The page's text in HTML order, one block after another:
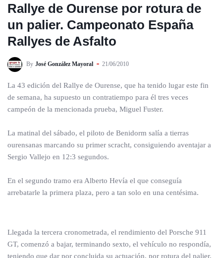
Rallye de Ourense por rotura de
un palier. Campeonato España
Rallyes de Asfalto
By José González Mayoral 21/06/2010
La 43 edición del Rallye de Ourense, que ha tenido lugar este fin
de semana, ha supuesto un contratiempo para él tres veces
campeón de la mencionada prueba, Miguel Fuster.
La matinal del sábado, el piloto de Benidorm salía a tierras
ourensanas marcando su primer scracht, consiguiendo aventajar a
Sergio Vallejo en 12:3 segundos.
En el segundo tramo era Alberto Hevía el que conseguía
arrebatarle la primera plaza, pero a tan solo en una centésima.
Llegada la tercera cronometrada, el rendimiento del Porsche 911
GT, comenzó a bajar, terminando sexto, el vehículo no respondía,
teniendo que dar por concluida su actuación, por rotura del palier.